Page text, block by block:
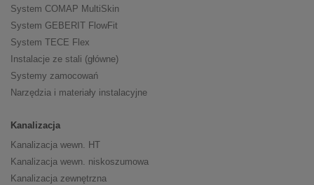
System COMAP MultiSkin
System GEBERIT FlowFit
System TECE Flex
Instalacje ze stali (główne)
Systemy zamocowań
Narzędzia i materiały instalacyjne
Kanalizacja
Kanalizacja wewn. HT
Kanalizacja wewn. niskoszumowa
Kanalizacja zewnętrzna